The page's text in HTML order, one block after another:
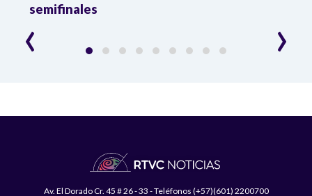
semifinales
‹ ›
Av. El Dorado Cr. 45 # 26 - 33 - Teléfonos (+57)(601) 2200700